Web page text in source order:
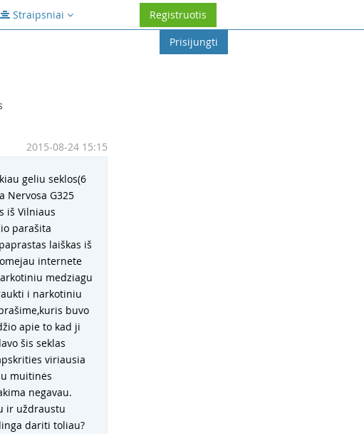
Straipsniai
Registruotis
Prisijungti
2015-08-24 15:15
geliu seklos(6
Nervosa G325
iš Vilniaus
parašita
laiškas iš
internete
medziagu
i narkotiniu
buvo
apie to kad ji
šis seklas
viriausia
muitinės
negavau.
ir uždraustu
dariti toliau?